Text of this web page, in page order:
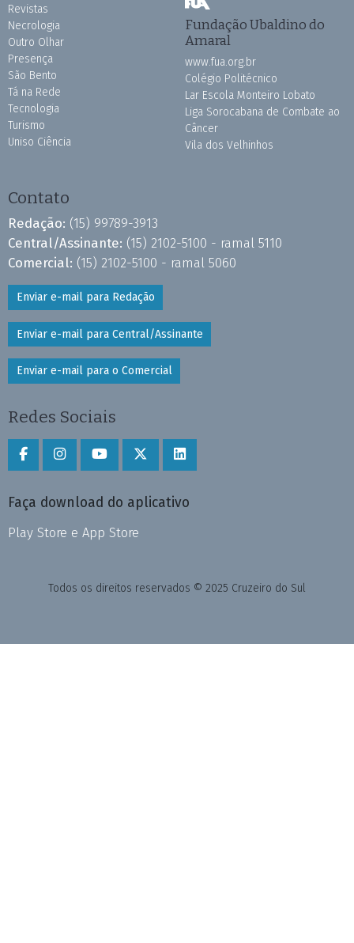
Revistas
Necrologia
Outro Olhar
Presença
São Bento
Tá na Rede
Tecnologia
Turismo
Uniso Ciência
Fundação Ubaldino do
Amaral
www.fua.org.br
Colégio Politécnico
Lar Escola Monteiro Lobato
Liga Sorocabana de Combate ao
Câncer
Vila dos Velhinhos
Contato
Redação: (15) 99789-3913
Central/Assinante: (15) 2102-5100 - ramal 5110
Comercial: (15) 2102-5100 - ramal 5060
Enviar e-mail para Redação
Enviar e-mail para Central/Assinante
Enviar e-mail para o Comercial
Redes Sociais
Faça download do aplicativo
Play Store e App Store
Todos os direitos reservados © 2025 Cruzeiro do Sul